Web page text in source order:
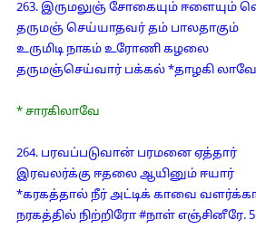
263. இருமலுஞ் சோகையும் ஈளையும்
தருமஞ் செய்யாதவர் தம் பாலதாகும்
உருமிடி நாகம் உரோணி கழலை
தருமஞ்செய்வார் பக்கல் *தாழகி
* சாரகிலாவே
264. பரவப்படுவான் பரமனை ஏத்தார்
இரவலர்க்கு ஈதலை ஆயினும் ஈயார்
*கரகத்தால் நீர் அட்டிக் காவை
நரகத்தில் நிற்றிரோ #நாள் எஞ்சினீரே. 5